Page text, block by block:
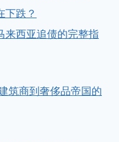
下跌？
来西亚追债的完整指
筑商到奢侈品帝国的